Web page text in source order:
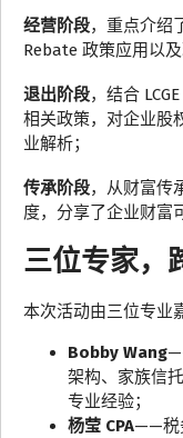
经营阶段，重点介绍
Rebate 政策应用以
退出阶段，结合
相关政策，对企业股
业解析；
传承阶段，从财富传
度，分享了企业财富
三位专家，
本次活动由三位专业
Bobby Wang
架构、家族信
专业经验；
杨莹 CPA——税